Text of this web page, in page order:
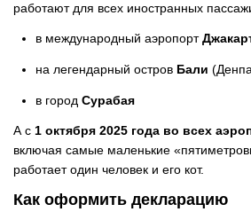
работают для всех иностранных
в международный аэропорт
на легендарный остров Бали
в город Сурабая
А с 1 октября 2025 года во всех
включая самые маленькие
работает один человек и его кот.
Как оформить декларацию